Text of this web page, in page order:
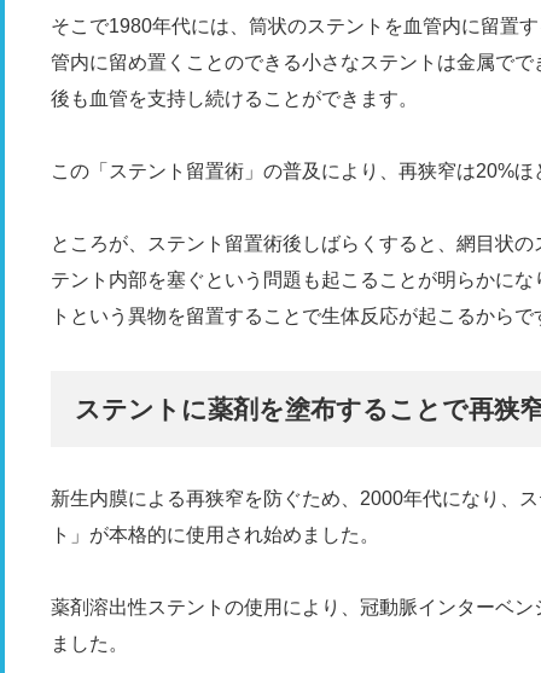
そこで1980年代には、筒状のステントを血管内に留置
管内に留め置くことのできる小さなステントは金属で
後も血管を支持し続けることができます。
この「ステント留置術」の普及により、再狭窄は20%
ところが、ステント留置術後しばらくすると、網目状
テント内部を塞ぐという問題も起こることが明らかに
トという異物を留置することで生体反応が起こるからで
ステントに薬剤を塗布することで再狭
新生内膜による再狭窄を防ぐため、2000年代になり、
ト」が本格的に使用され始めました。
薬剤溶出性ステントの使用により、冠動脈インターベ
ました。